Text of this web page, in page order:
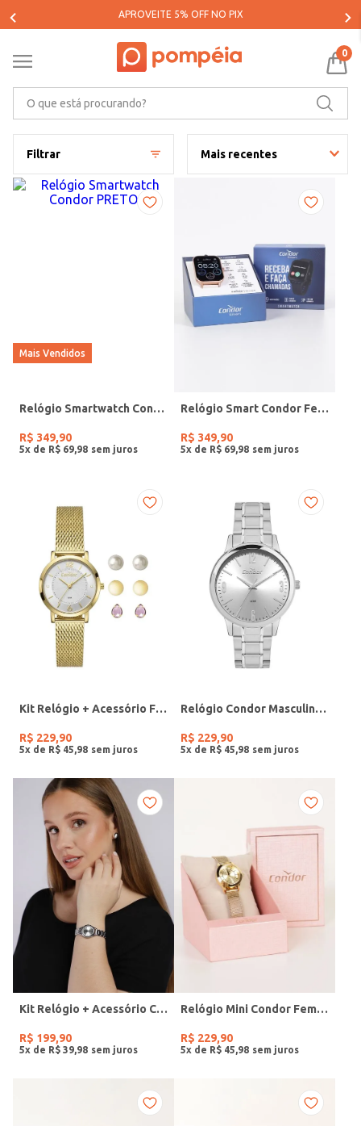
PARCELE SUAS COMPRAS EM ATÉ 5X SEM JUROS*
0
Filtrar Mais recentes
Mais Vendidos
Relógio Smartwatch Condor PRETO
R$ 349,90
5x de R$ 69 98
Relógio Smart Condor Feminino ROSE
R$ 349,90
5x de R$ 69 98
Kit Relógio + Acessório Feminino DOURADO
R$ 229,90
5x de R$ 45 98
Relógio Condor Masculino PRATA
R$ 229,90
5x de R$ 45 98
Kit Relógio + Acessório Condor Feminino PRATA
R$ 199,90
5x de R$ 39 98
Relógio Mini Condor Feminino DOURADO
R$ 229,90
5x de R$ 45 98